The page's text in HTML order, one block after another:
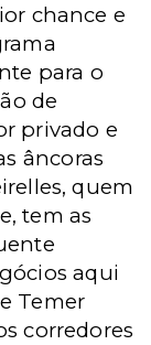
chance e
para o
de
privado e
âncoras
quem
tem as
aqui
Temer
corredores